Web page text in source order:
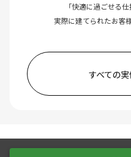
「快適に過ごせる仕
実際に建てられたお客
すべての